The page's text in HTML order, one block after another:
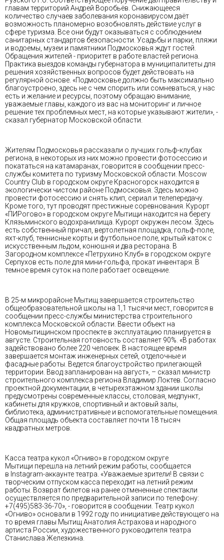
главам территорий Андрей Воробьёв. Снижающееся
количество случаев заболевания коронавирусом даёт
возможность планомерно возобновлять действие услуг в
сфере туризма. Все они будут оказываться с соблюдением
санитарных стандартов безопасности. Усадьбы и парки, пляжи
и водоемы, музеи и памятники Подмосковья ждут гостей.
Обращения жителей - приоритет в работе властей региона.
Практика выездов команды губернатора в муниципалитеты для
решения хозяйственных вопросов будет действовать на
регулярной основе. «Подмосковье должно быть максимально
благоустроено, здесь не с чем спорить или сомневаться, у нас
есть и желание и ресурсы, поэтому обращаю внимание,
уважаемые главы, каждого из вас на мониторинг и личное
решение тех проблемных мест, на которые указывают жители», -
сказал губернатор Московской области.
Жителям Подмосковья рассказали о лучших гольф-клубах
региона, в некоторых из них можно провести фотосессию и
покататься на катамаранах, говорится в сообщении пресс-
службы комитета по туризму Московской области. Moscow
Country Club в городском округе Красногорск находится в
экологически чистом районе Подмосковья. Здесь можно
провести фотосессию и снять клип, сериал и телепередачу.
Кроме того, тут проводят престижные соревнования. Курорт
«ПИРогово» в городском округе Мытищи находится на берегу
Клязьминского водохранилища. Курорт окружен лесом. Здесь
есть собственный причал, вертолетная площадка, гольф-поле,
яхт-клуб, теннисные корты и футбольное поле, крытый каток с
искусственным льдом, конюшня и два ресторана. В
Загородном комплексе «Петрухино Клуб» в городском округе
Серпухов есть поле для мини-гольфа, прокат инвентаря. В
темное время суток на поле работает освещение.
В 25-м микрорайоне Мытищ завершается строительство
общеобразовательной школы на 1,1 тысячи мест, говорится в
сообщении пресс-службы министерства строительного
комплекса Московской области. Ввести объект на
Новомытищинском проспекте в эксплуатацию планируется в
августе. Строительная готовность составляет 90%. «В работах
задействовано более 220 человек. В настоящее время
завершается монтаж инженерных сетей, отделочные и
фасадные работы. Ведется благоустройство прилегающей
территории. Ввод запланирован на август», – сказал министр
строительного комплекса региона Владимир Локтев. Согласно
проектной документации, в четырехэтажном здании школы
предусмотрены современные классы, столовая, медпункт,
кабинеты для кружков, спортивный и актовый залы,
библиотека, административные и вспомогательные помещения.
Общая площадь объекта составляет почти 18 тысяч
квадратных метров.
Касса театра кукол «Огниво» в городском округе
Мытищи перешла на летний режим работы, сообщается
в Instagram-аккаунте театра. «Уважаемые зрители! В связи с
творческим отпуском касса переходит на летний режим
работы. Возврат билетов на ранее отмененные спектакли
осуществляется по предварительной записи по телефону:
+7(495)583-36-70», - говорится в сообщении. Театр кукол
«Огниво» основали в 1992 году по инициативе действующего на
то время главы Мытищ Анатолия Астрахова и народного
артиста России, художественного руководителя театра
Станислава Железкина.